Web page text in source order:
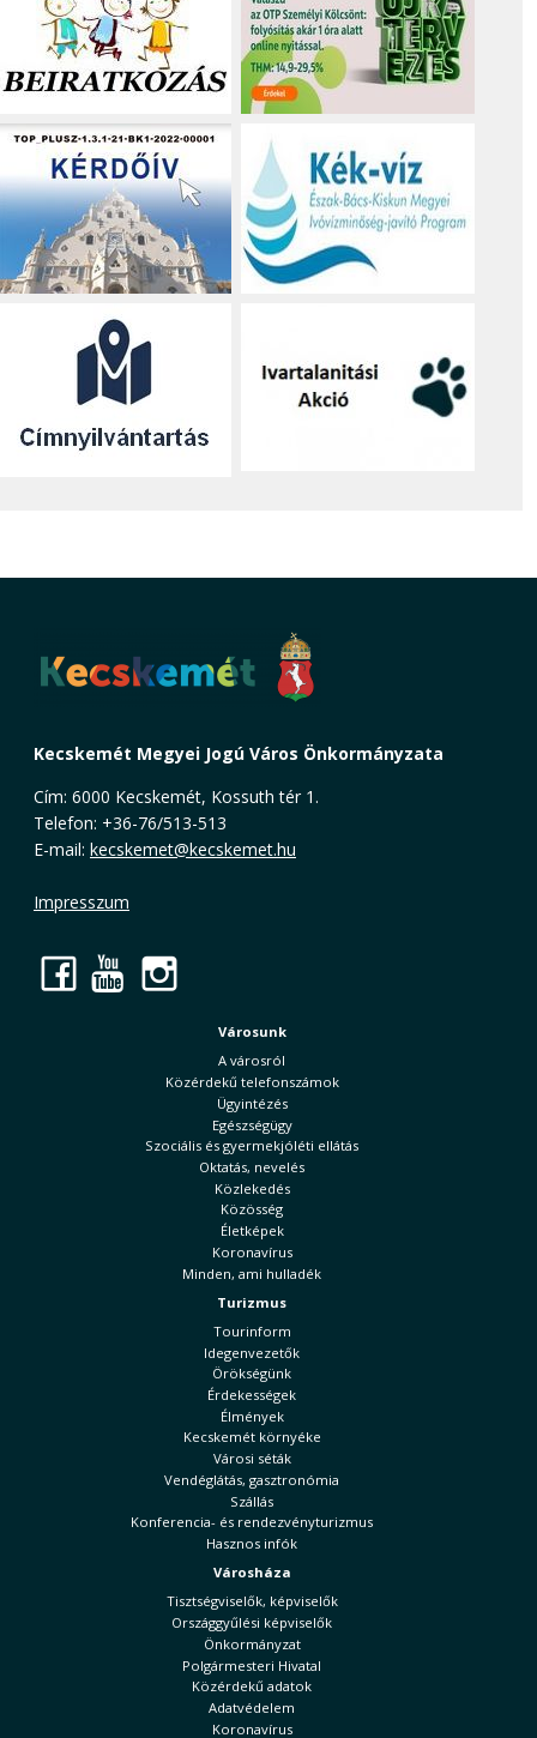
Kecskemét Megyei Jogú Város Önkormányzata
Cím: 6000 Kecskemét, Kossuth tér 1.
Telefon: +36-76/513-513
E-mail: kecskemet@kecskemet.hu
Impresszum
Facebook
YouTube
Városunk
A városról
Közérdekű telefonszámok
Ügyintézés
Egészségügy
Szociális és gyermekjóléti ellátás
Oktatás, nevelés
Közlekedés
Közösség
Életképek
Koronavírus
Minden, ami hulladék
Turizmus
Tourinform
Idegenvezetők
Örökségünk
Érdekességek
Élmények
Kecskemét környéke
Városi séták
Vendéglátás, gasztronómia
Szállás
Konferencia- és rendezvényturizmus
Hasznos infók
Városháza
Tisztségviselők, képviselők
Országgyűlési képviselők
Önkormányzat
Polgármesteri Hivatal
Közérdekű adatok
Adatvédelem
Koronavírus